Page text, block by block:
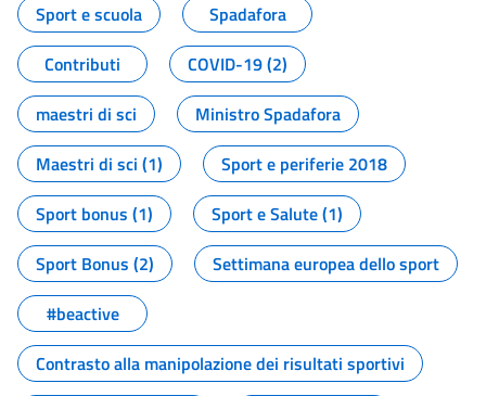
Sport e scuola
Spadafora
Contributi
COVID-19 (2)
maestri di sci
Ministro Spadafora
Maestri di sci (1)
Sport e periferie 2018
Sport bonus (1)
Sport e Salute (1)
Sport Bonus (2)
Settimana europea dello sport
#beactive
Contrasto alla manipolazione dei risultati sportivi